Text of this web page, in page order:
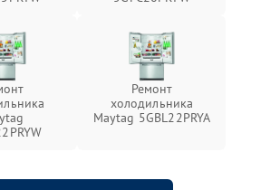
Ремонт
холодильника
Maytag 5GBL22PRYA